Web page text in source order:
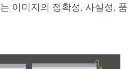
이미지의 정확성, 사실성, 품